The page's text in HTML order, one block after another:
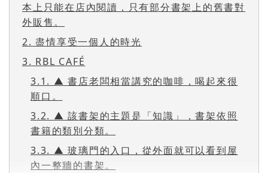
本上只能在店內閱讀，只有部分書架上的舊書對
外販售。
2. 盡情享受一個人的時光
3. RBL CAFÉ
3.1. ▲ 書店老闆相當講究的咖啡，喝起來很
順口。
3.2. ▲ 該書架的主題是「知識」，書架依照
書籍的類別分類。
3.3. ▲ 玻璃門的入口，從外面就可以看到屋
內一整牆的書架。